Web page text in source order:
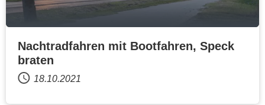
Nachtradfahren mit Bootfahren, Speck
braten
18.10.2021